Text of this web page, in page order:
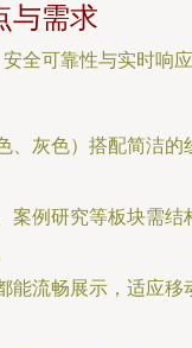
与需求
全可靠性与实时响应
、灰色）搭配简洁的
案例研究等板块需结
能流畅展示，适应移